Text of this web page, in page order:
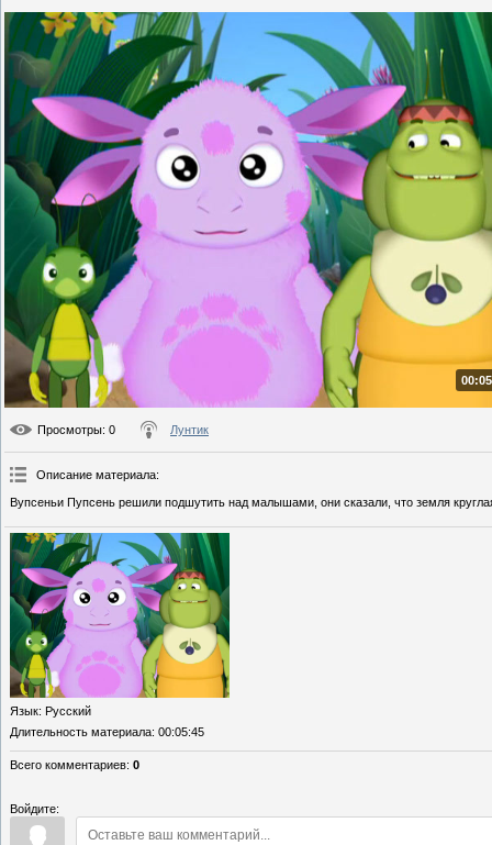
Просмотры: 0 Лунтик
Описание материала:
Вупсеньи Пупсень решили подшутить над малышами, они сказали, что земля
Язык: Русский
Длительность материала: 00:05:45
Всего комментариев: 0
Войдите: